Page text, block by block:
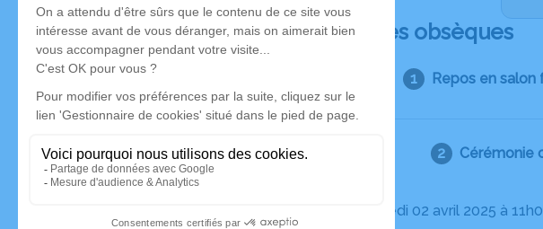
Déroulé des obsèques
Repos en salon
Cérémonie
Le mercredi 02 avril 2025 à